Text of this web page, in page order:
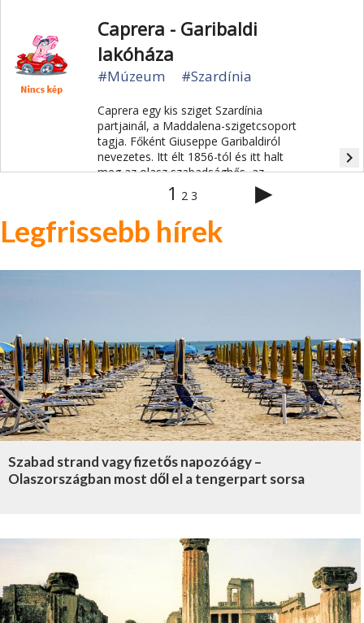
Caprera - Garibaldi
lakóháza
#Múzeum #Szardínia
Caprera egy kis sziget Szardínia
partjainál, a Maddalena-szigetcsoport
tagja. Főként Giuseppe Garibaldiról
nevezetes. Itt élt 1856-tól és itt halt
meg az olasz szabadsághős, az
egységes Olaszország egyik
megteremtője.
navigate_next
1 2 3 ▶
Legfrissebb hírek
Szabad strand vagy fizetős napozóágy –
Olaszországban most dől el a tengerpart sorsa